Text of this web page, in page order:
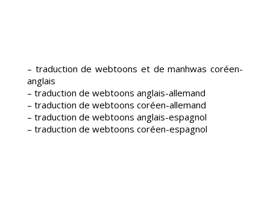
– traduction de webtoons et de manhwas coréen-
anglais
– traduction de webtoons anglais-allemand
– traduction de webtoons coréen-allemand
– traduction de webtoons anglais-espagnol
– traduction de webtoons coréen-espagnol